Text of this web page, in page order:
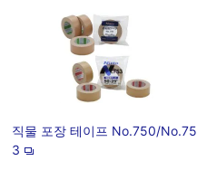
직물 포장 테이프 No.750/No.75
3